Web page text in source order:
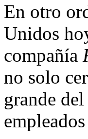
En otro
Unidos
compañía
no solo
grande